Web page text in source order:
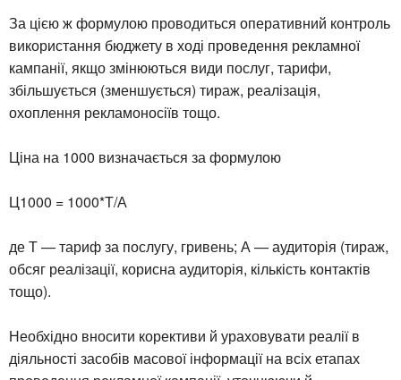
За цією ж формулою проводиться оперативний контроль
використання бюджету в ході проведення рекламної
кампанії, якщо змінюються види послуг, тарифи,
збільшується (зменшується) тираж, реалізація,
охоплення рекламоносіїв тощо.
Ціна на 1000 визначається за формулою
Ц1000 = 1000*Т/А
де Т — тариф за послугу, гривень; А — аудиторія (тираж,
обсяг реалізації, корисна аудиторія, кількість контактів
тощо).
Необхідно вносити корективи й ураховувати реалії в
діяльності засобів масової інформації на всіх етапах